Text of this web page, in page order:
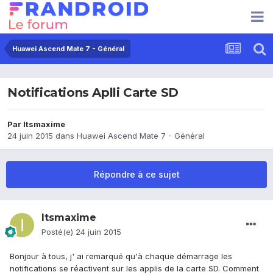
Huawei Ascend Mate 7 - Général
Notifications Aplli Carte SD
Par Itsmaxime
24 juin 2015 dans Huawei Ascend Mate 7 - Général
Répondre à ce sujet
Itsmaxime
Posté(e) 24 juin 2015
Bonjour à tous, j' ai remarqué qu'à chaque démarrage les
notifications se réactivent sur les applis de la carte SD. Comment